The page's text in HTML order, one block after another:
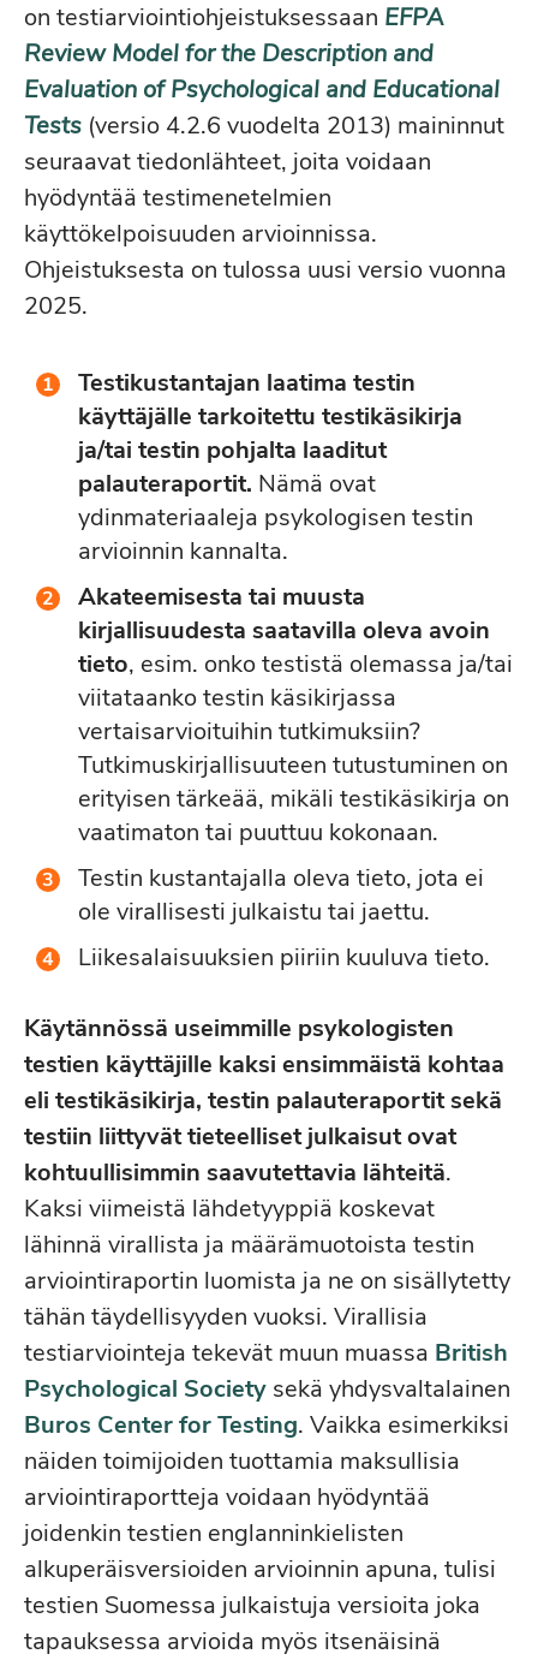
on testiarviointiohjeistuksessaan EFPA
Review Model for the Description and
Evaluation of Psychological and Educational
Tests (versio 4.2.6 vuodelta 2013) maininnut
seuraavat tiedonlähteet, joita voidaan
hyödyntää testimenetelmien
käyttökelpoisuuden arvioinnissa.
Ohjeistuksesta on tulossa uusi versio vuonna
2025.
Testikustantajan laatima testin
käyttäjälle tarkoitettu testikäsikirja
ja/tai testin pohjalta laaditut
palauteraportit. Nämä ovat
ydinmateriaaleja psykologisen testin
arvioinnin kannalta.
Akateemisesta tai muusta
kirjallisuudesta saatavilla oleva avoin
tieto, esim. onko testistä olemassa ja/tai
viitataanko testin käsikirjassa
vertaisarvioituihin tutkimuksiin?
Tutkimuskirjallisuuteen tutustuminen on
erityisen tärkeää, mikäli testikäsikirja on
vaatimaton tai puuttuu kokonaan.
Testin kustantajalla oleva tieto, jota ei
ole virallisesti julkaistu tai jaettu.
Liikesalaisuuksien piiriin kuuluva tieto.
Käytännössä useimmille psykologisten
testien käyttäjille kaksi ensimmäistä kohtaa
eli testikäsikirja, testin palauteraportit sekä
testiin liittyvät tieteelliset julkaisut ovat
kohtuullisimmin saavutettavia lähteitä.
Kaksi viimeistä lähdetyyppiä koskevat
lähinnä virallista ja määrämuotoista testin
arviointiraportin luomista ja ne on sisällytetty
tähän täydellisyyden vuoksi. Virallisia
testiarviointeja tekevät muun muassa British
Psychological Society sekä yhdysvaltalainen
Buros Center for Testing. Vaikka esimerkiksi
näiden toimijoiden tuottamia maksullisia
arviointiraportteja voidaan hyödyntää
joidenkin testien englanninkielisten
alkuperäisversioiden arvioinnin apuna, tulisi
testien Suomessa julkaistuja versioita joka
tapauksessa arvioida myös itsenäisinä